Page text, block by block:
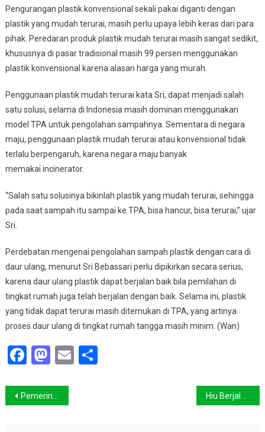
Pengurangan plastik konvensional sekali pakai diganti dengan
plastik yang mudah terurai, masih perlu upaya lebih keras dari para
pihak. Peredaran produk plastik mudah terurai masih sangat sedikit,
khususnya di pasar tradisional masih 99 persen menggunakan
plastik konvensional karena alasan harga yang murah.
Penggunaan plastik mudah terurai kata Sri, dapat menjadi salah
satu solusi, selama di Indonesia masih dominan menggunakan
model TPA untuk pengolahan sampahnya. Sementara di negara
maju, penggunaan plastik mudah terurai atau konvensional tidak
terlalu berpengaruh, karena negara maju banyak
memakai incinerator.
“Salah satu solusinya bikinlah plastik yang mudah terurai, sehingga
pada saat sampah itu sampai ke TPA, bisa hancur, bisa terurai,” ujar
Sri.
Perdebatan mengenai pengolahan sampah plastik dengan cara di
daur ulang, menurut Sri Bebassari perlu dipikirkan secara serius,
karena daur ulang plastik dapat berjalan baik bila pemilahan di
tingkat rumah juga telah berjalan dengan baik. Selama ini, plastik
yang tidak dapat terurai masih ditemukan di TPA, yang artinya
proses daur ulang di tingkat rumah tangga masih minim. (Wan)
Facebook
Mastodon
EmailShare
Navigasi
Pemerintah Luncurkan LH FUND, terobosan pendanaan iklim dari Indonesia